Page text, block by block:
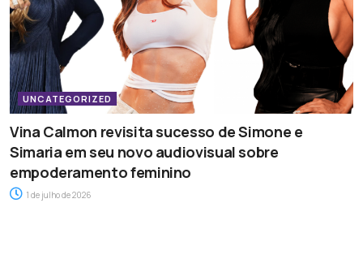
UNCATEGORIZED
Vina Calmon revisita sucesso de Simone e
Simaria em seu novo audiovisual sobre
empoderamento feminino
1 de julho de 2026